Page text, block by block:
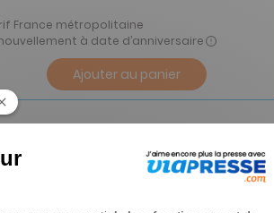
France métropolitaine
à date d’anniversaire
Ajouter au panier